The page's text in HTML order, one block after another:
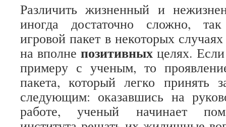
Различить жизненный и
иногда достаточно сложно,
игровой пакет в некоторых
на вполнепозитивных целях.
примеру с ученым, то
пакета, который легко принять
следующим: оказавшись на
работе, ученый начинает